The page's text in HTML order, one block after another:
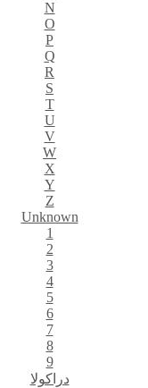
N
O
P
Q
R
S
T
U
V
W
X
Y
Z
Unknown
1
2
3
4
5
6
7
8
9
دراكولا